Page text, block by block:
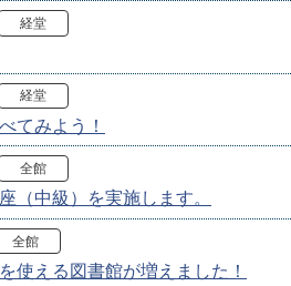
経堂
経堂
てみよう！
全館
（中級）を実施します。
全館
使える図書館が増えました！